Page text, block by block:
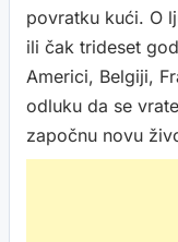
povratku kući. O
ili čak trideset
Americi, Belgiji,
odluku da se
započnu novu